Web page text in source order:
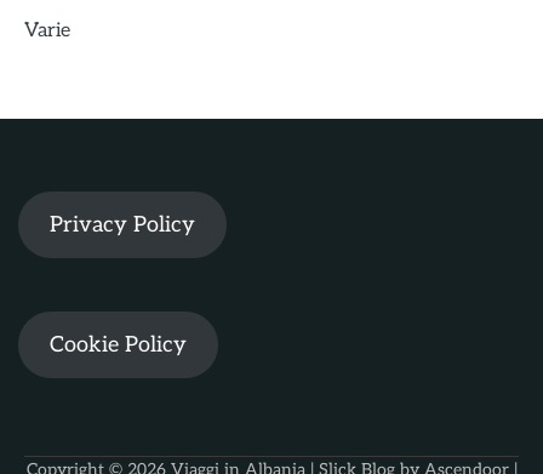
Varie
Privacy Policy
Cookie Policy
Copyright © 2026 Viaggi in Albania| Slick Blog by Ascendoor|